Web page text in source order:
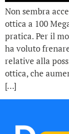
Non sembra
ottica a 100
pratica. Per il
ha voluto
relative alla
ottica, che
[…]